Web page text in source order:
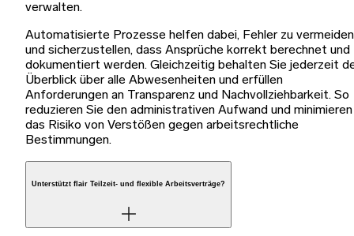
verwalten.
Automatisierte Prozesse helfen dabei, Fehler zu vermeiden
und sicherzustellen, dass Ansprüche korrekt berechnet und
dokumentiert werden. Gleichzeitig behalten Sie jederzeit
Überblick über alle Abwesenheiten und erfüllen
Anforderungen an Transparenz und Nachvollziehbarkeit. So
reduzieren Sie den administrativen Aufwand und minimieren
das Risiko von Verstößen gegen arbeitsrechtliche
Bestimmungen.
Unterstützt flair Teilzeit- und flexible Arbeitsverträge?